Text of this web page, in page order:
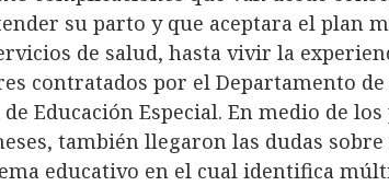
su parto y que aceptara el plan
de salud, hasta vivir la
contratados por el Departamento
Educación Especial. En medio de
también llegaron las dudas
educativo en el cual identifica